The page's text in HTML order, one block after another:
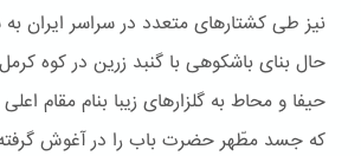
نیز طی کشتارهای متعدد در سراسر ایران
حال بنای باشكوهی با گنبد زرین در کوه
حیفا و محاط به گلزارهای زیبا بنام مقام
که جسد مطّهر حضرت باب را در آغوش